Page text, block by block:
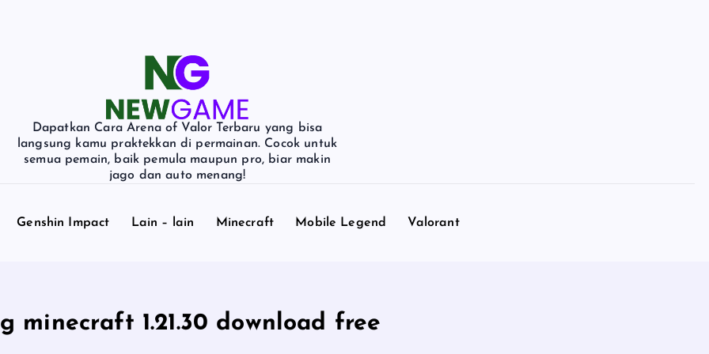
Dapatkan Cara Arena of Valor Terbaru yang bisa
langsung kamu praktekkan di permainan. Cocok untuk
semua pemain, baik pemula maupun pro, biar makin
jago dan auto menang!
Genshin Impact Lain – lain Minecraft Mobile Legend Valorant
minecraft 1.21.30 download free